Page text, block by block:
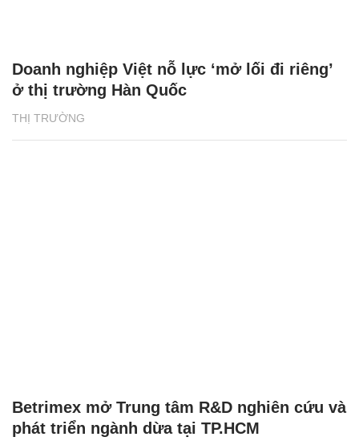
THỊ TRƯỜNG
Doanh nghiệp Việt nỗ lực ‘mở lối đi riêng’
ở thị trường Hàn Quốc
Betrimex mở Trung tâm R&D nghiên cứu và
phát triển ngành dừa tại TP.HCM